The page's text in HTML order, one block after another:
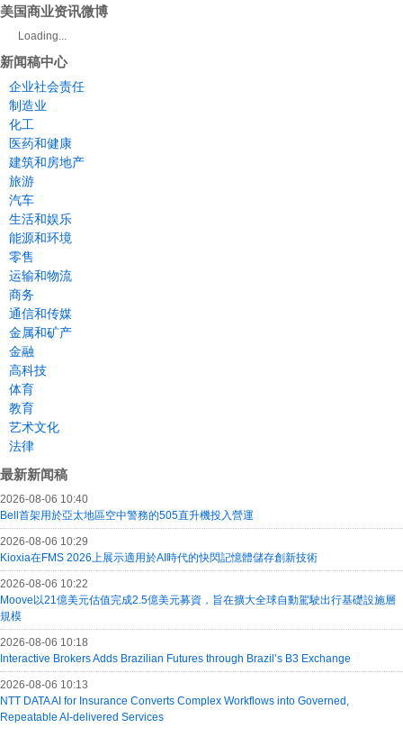
美国商业资讯微博
Loading...
新闻稿中心
企业社会责任
制造业
化工
医药和健康
建筑和房地产
旅游
汽车
生活和娱乐
能源和环境
零售
运输和物流
商务
通信和传媒
金属和矿产
金融
高科技
体育
教育
艺术文化
法律
最新新闻稿
2026-08-06 10:40
Bell首架用於亞太地區空中警務的505直升機投入營運
2026-08-06 10:29
Kioxia在FMS 2026上展示適用於AI時代的快閃記憶體儲存創新技術
2026-08-06 10:22
Moove以21億美元估值完成2.5億美元募資，旨在擴大全球自動駕駛出行基礎設施層
規模
2026-08-06 10:18
Interactive Brokers Adds Brazilian Futures through Brazil’s B3 Exchange
2026-08-06 10:13
NTT DATA AI for Insurance Converts Complex Workflows into Governed,
Repeatable AI-delivered Services